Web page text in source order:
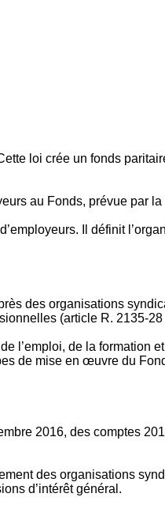
loi crée un fonds
au Fonds, prévue par la
Il définit
des organisations
(article R. 2135‐28
l’emploi, de la formation
de mise en œuvre du
2016, des comptes
des organisations
d’intérêt général.